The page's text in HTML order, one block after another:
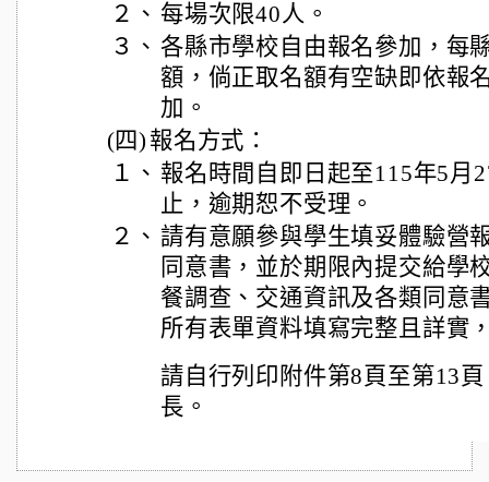
２、 每場次限40人。
３、 各縣市學校自由報名參加，每
額，倘正取名額有空缺即依報
加。
(四) 報名方式：
１、 報名時間自即日起至115年5月
止，逾期恕不受理。
２、 請有意願參與學生填妥體驗營
同意書，並於期限內提交給學
餐調查、交通資訊及各類同意
所有表單資料填寫完整且詳實
請自行列印附件第8頁至第13
長。